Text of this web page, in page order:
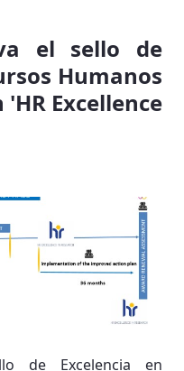
el sello de
Humanos
Excellence
de Excelencia en